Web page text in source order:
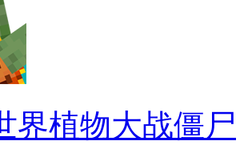
界植物大战僵尸